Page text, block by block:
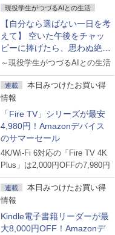
現役学生がつづるAIとの生活
【自分なら選ばない一日を考
えて】 空いた午後をチャッ
ピーに捧げたら、思わぬ絶景
に出会った話
～現役学生がつづるAIとの生活
連載
本日みつけたお買い得
情報
「Fire TV」シリーズが最安
4,980円！Amazonデバイス
のサマーセール
4K/Wi-Fi 6対応の「Fire TV 4K
Plus」は2,000円OFFの7,980円
連載
本日みつけたお買い得
情報
Kindle電子書籍リーダーが最
大8,000円OFF！Amazonデ